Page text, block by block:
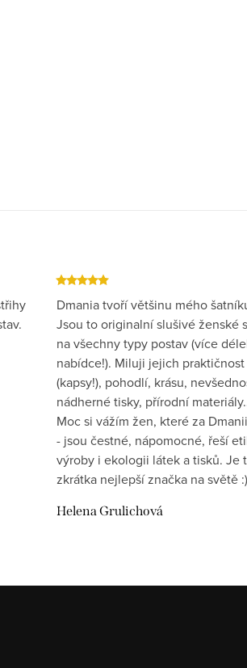
Dmania tvoří většinu mého
Jsou to originalní slušivé ženské
na všechny typy postav (více
nabídce!). Miluji jejich praktičnost
(kapsy!), pohodlí, krásu,
nádherné tisky, přírodní
Moc si vážím žen, které za
- jsou čestné, nápomocné, řeší
výroby i ekologii látek a tisků. Je
zkrátka nejlepší značka na světě :)
Helena Grulichová